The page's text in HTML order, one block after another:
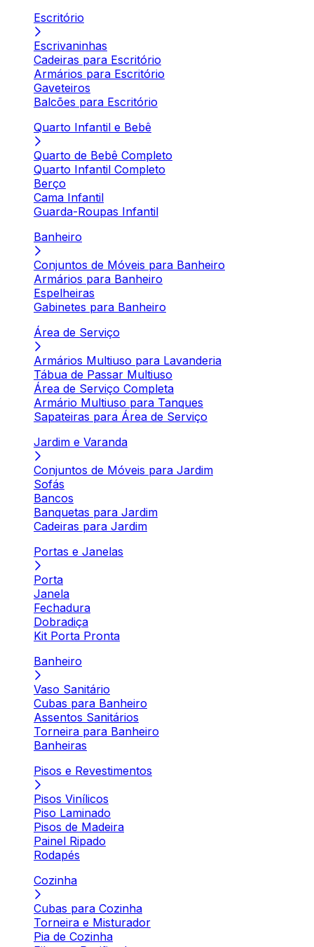
Escritório
Escrivaninhas
Cadeiras para Escritório
Armários para Escritório
Gaveteiros
Balcões para Escritório
Quarto Infantil e Bebê
Quarto de Bebê Completo
Quarto Infantil Completo
Berço
Cama Infantil
Guarda-Roupas Infantil
Banheiro
Conjuntos de Móveis para Banheiro
Armários para Banheiro
Espelheiras
Gabinetes para Banheiro
Área de Serviço
Armários Multiuso para Lavanderia
Tábua de Passar Multiuso
Área de Serviço Completa
Armário Multiuso para Tanques
Sapateiras para Área de Serviço
Jardim e Varanda
Conjuntos de Móveis para Jardim
Sofás
Bancos
Banquetas para Jardim
Cadeiras para Jardim
Portas e Janelas
Porta
Janela
Fechadura
Dobradiça
Kit Porta Pronta
Banheiro
Vaso Sanitário
Cubas para Banheiro
Assentos Sanitários
Torneira para Banheiro
Banheiras
Pisos e Revestimentos
Pisos Vinílicos
Piso Laminado
Pisos de Madeira
Painel Ripado
Rodapés
Cozinha
Cubas para Cozinha
Torneira e Misturador
Pia de Cozinha